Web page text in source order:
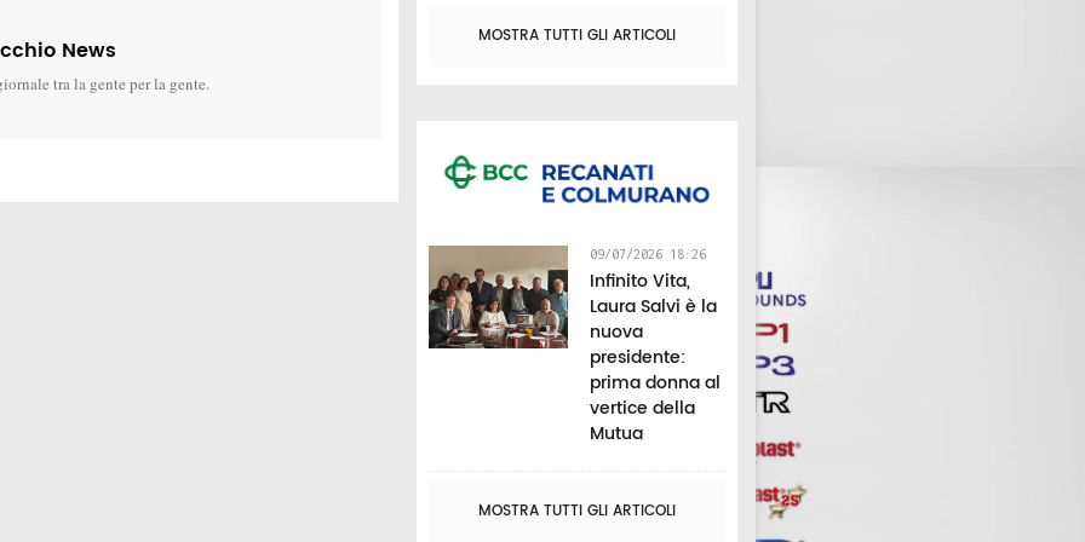
News
tra la gente per la gente.
MOSTRA TUTTI GLI ARTICOLI
09/07/2026 18:26
Infinito Vita,
Laura Salvi è la
nuova
presidente:
prima donna al
vertice della
Mutua
MOSTRA TUTTI GLI ARTICOLI